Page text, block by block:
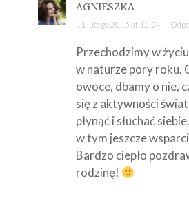
AGNIESZKA
11 lutego 2015 at 12:24 —
Przechodzimy w
w naturze pory roku.
owoce, dbamy o nie,
się z aktywności
płynąć i słuchać
w tym jeszcze
Bardzo ciepło
rodzinę!